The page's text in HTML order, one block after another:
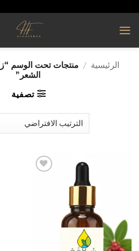
الرئيسية / منتجات تحت الوسم
الشعر”
تصفية